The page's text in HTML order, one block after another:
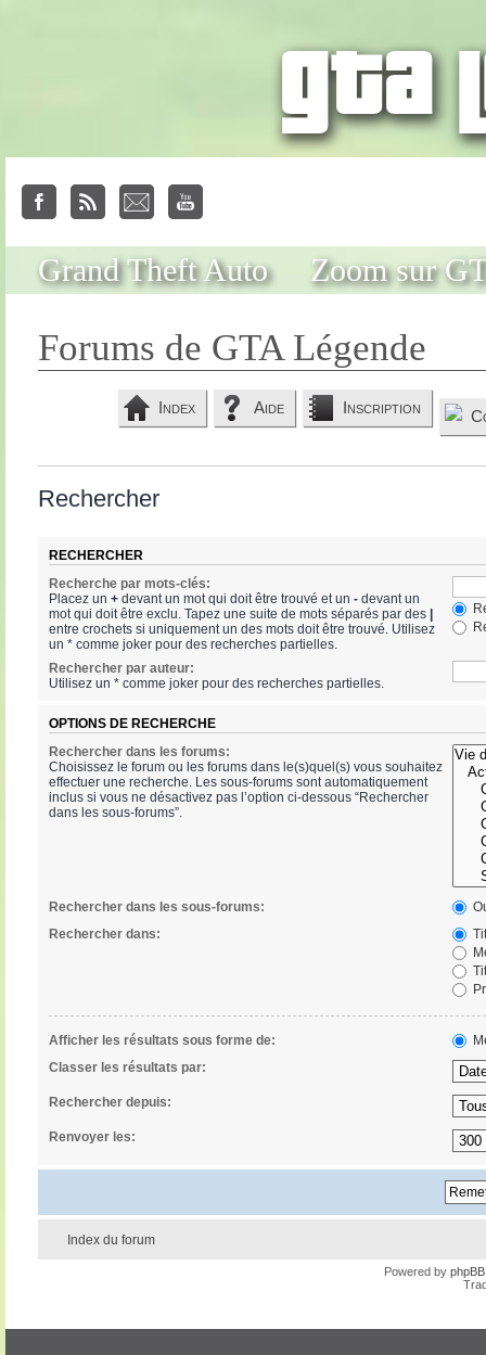
Grand Theft Auto Zoom sur
Forums de GTA Légende
Index Aide Inscription
Rechercher
RECHERCHER
Recherche par mots-clés:
Placez un +devant un mot qui doit être trouvé et un -devant un
mot qui doit être exclu. Tapez une suite de mots séparés par des
entre crochets si uniquement un des mots doit être trouvé. Utilisez
un * comme joker pour des recherches partielles.
Rechercher par auteur:
Utilisez un * comme joker pour des recherches partielles.
OPTIONS DE RECHERCHE
Rechercher dans les forums:
Choisissez le forum ou les forums dans le(s)quel(s) vous souhaitez
effectuer une recherche. Les sous-forums sont automatiquement
inclus si vous ne désactivez pas l’option ci-dessous “Rechercher
dans les sous-forums”.
Rechercher dans les sous-forums:
Rechercher dans:
Afficher les résultats sous forme de:
Classer les résultats par:
Rechercher depuis:
Renvoyer les:
Index du forum
Powered by phpBB